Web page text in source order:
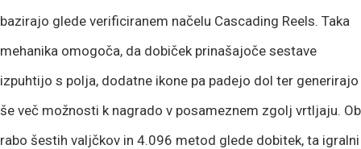
bazirajo glede verificiranem načelu Cascading Reels. Taka
mehanika omogoča, da dobiček prinašajoče sestave
izpuhtijo s polja, dodatne ikone pa padejo dol ter generirajo
še več možnosti k nagrado v posameznem zgolj vrtljaju. Ob
rabo šestih valjčkov in 4.096 metod glede dobitek, ta igralni